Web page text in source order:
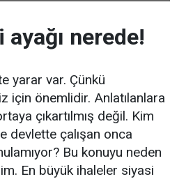
nerede!
yarar var. Çünkü
için önemlidir. Anlatılanlara
çıkartılmış değil. Kim
devlette çalışan onca
Bu konuyu neden
En büyük ihaleler siyasi